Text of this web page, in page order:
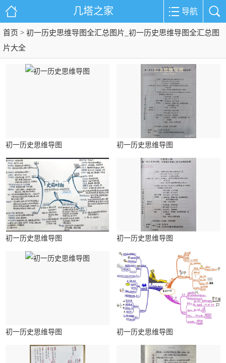
几塔之家 导航
首页 > 初一历史思维导图全汇总图片_初一历史思维导图全汇总图
片大全
初一历史思维导图 初一历史思维导图
初一历史思维导图 初一历史思维导图
初一历史思维导图 初一历史思维导图